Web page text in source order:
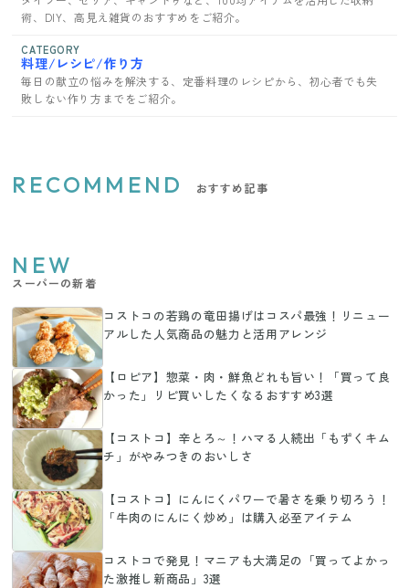
術、DIY、高見え雑貨のおすすめをご紹介。
CATEGORY
料理/レシピ/作り方
毎日の献立の悩みを解決する、定番料理のレシピから、初心者でも失
敗しない作り方までをご紹介。
RECOMMEND おすすめ記事
NEW
スーパーの新着
コストコの若鶏の竜田揚げはコスパ最強！リニュー
アルした人気商品の魅力と活用アレンジ
【ロピア】惣菜・肉・鮮魚どれも旨い！「買って良
かった」リピ買いしたくなるおすすめ3選
【コストコ】辛とろ～！ハマる人続出「もずくキム
チ」がやみつきのおいしさ
【コストコ】にんにくパワーで暑さを乗り切ろう！
「牛肉のにんにく炒め」は購入必至アイテム
コストコで発見！マニアも大満足の「買ってよかっ
た激推し新商品」3選